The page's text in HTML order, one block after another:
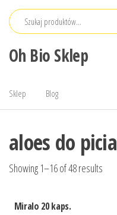
Przejdź
Oh Bio Sklep
Sklep Blog
aloes do picia
Showing 1–16 of 48 results
Miralo 20 kaps.